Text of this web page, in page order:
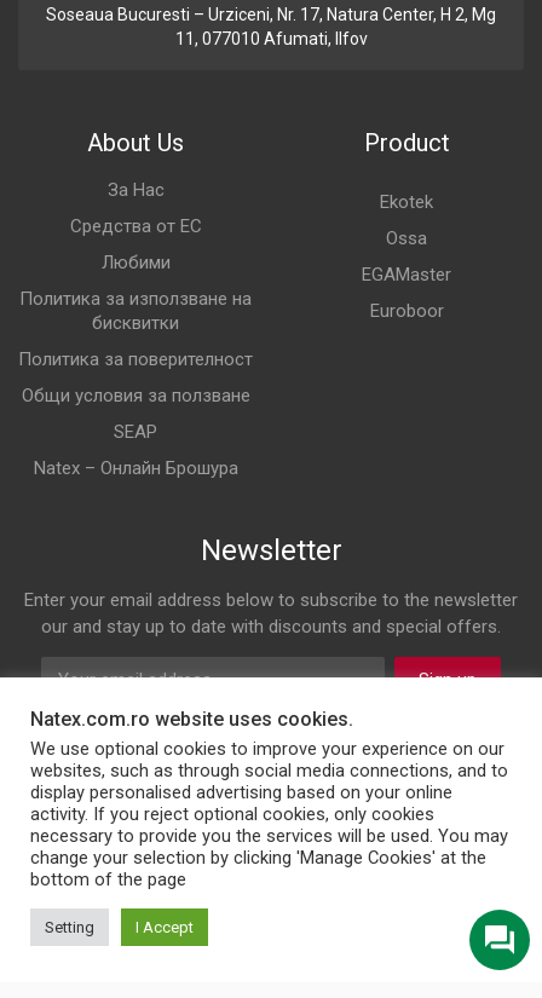
Soseaua Bucuresti – Urziceni, Nr. 17, Natura Center, H 2, Mg
11, 077010 Afumati, Ilfov
About Us
За Нас
Средства от ЕС
Любими
Политика за използване на
бисквитки
Политика за поверителност
Общи условия за ползване
SEAP
Natex – Онлайн Брошура
Product
Ekotek
Ossa
EGAMaster
Euroboor
Newsletter
Enter your email address below to subscribe to the newsletter
our and stay up to date with discounts and special offers.
Sign up
Follow us on
FacebookTwitterInstagramLinkedIn
© 2026 NATEX INT SRL
Natex.com.ro website uses cookies.
We use optional cookies to improve your experience on our
websites, such as through social media connections, and to
display personalised advertising based on your online
activity. If you reject optional cookies, only cookies
necessary to provide you the services will be used. You may
change your selection by clicking 'Manage Cookies' at the
bottom of the page
Setting I Accept